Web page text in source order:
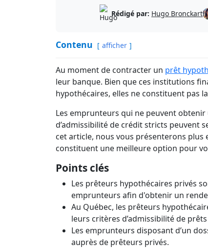
Rédigé par: Hugo Bronckart
Contenu afficher
Au moment de contracter un prêt
leur banque. Bien que ces institutions
hypothécaires, elles ne constituent pas
Les emprunteurs qui ne peuvent
d’admissibilité de crédit stricts peuvent
cet article, nous vous présenterons
constituent une meilleure option pour
Points clés
Les prêteurs hypothécaires privés
emprunteurs afin d'obtenir un
Au Québec, les prêteurs
leurs critères d’admissibilité de
Les emprunteurs disposant d’un
auprès de prêteurs privés.